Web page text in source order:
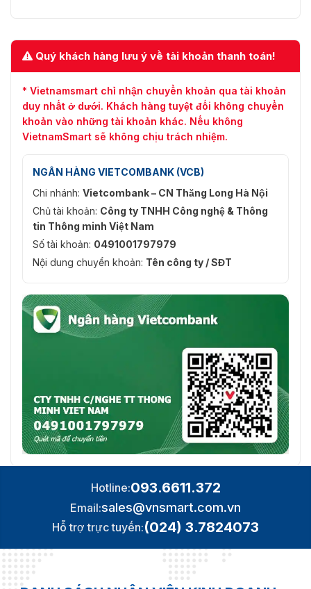
Quý khách hàng lưu ý về tài khoản thanh toán!
* Vietnamsmart chỉ nhận chuyển khoản qua tài khoản
duy nhất ở dưới. Khách hàng tuyệt đối không chuyển
khoản vào những tài khoản khác. Nếu không
VietnamSmart sẽ không chịu trách nhiệm.
NGÂN HÀNG VIETCOMBANK (VCB)
Chi nhánh: Vietcombank – CN Thăng Long Hà Nội
Chủ tài khoản: Công ty TNHH Công nghệ & Thông
tin Thông minh Việt Nam
Số tài khoản: 0491001797979
Nội dung chuyển khoản: Tên công ty / SĐT
Hotline:093.6611.372
Email:sales@vnsmart.com.vn
Hỗ trợ trực tuyến:(024) 3.7824073